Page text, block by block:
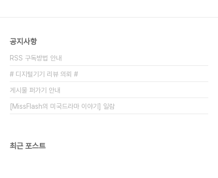
공지사항
RSS 구독방법 안내
# 디지털기기 리뷰 의뢰 #
게시물 퍼가기 안내
[MissFlash의 미국드라마 이야기] 일람
최근 포스트